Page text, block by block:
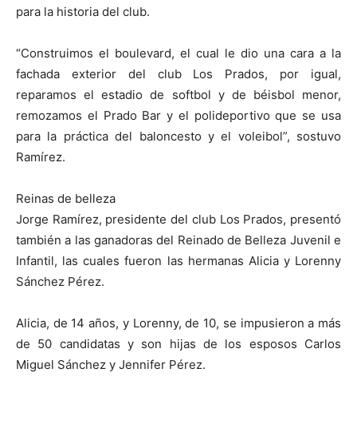
para la historia del club.
“Construimos el boulevard, el cual le dio una cara a la
fachada exterior del club Los Prados, por igual,
reparamos el estadio de softbol y de béisbol menor,
remozamos el Prado Bar y el polideportivo que se usa
para la práctica del baloncesto y el voleibol”, sostuvo
Ramírez.
Reinas de belleza
Jorge Ramírez, presidente del club Los Prados, presentó
también a las ganadoras del Reinado de Belleza Juvenil e
Infantil, las cuales fueron las hermanas Alicia y Lorenny
Sánchez Pérez.
Alicia, de 14 años, y Lorenny, de 10, se impusieron a más
de 50 candidatas y son hijas de los esposos Carlos
Miguel Sánchez y Jennifer Pérez.